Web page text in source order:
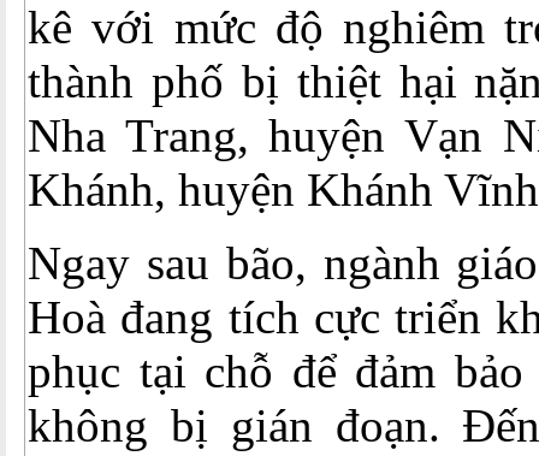
kê với mức độ nghiêm
thành phố bị thiệt hại
Nha Trang, huyện Vạn
Khánh, huyện Khánh
Ngay sau bão, ngành
Hoà đang tích cực triển
phục tại chỗ để đảm
không bị gián đoạn.